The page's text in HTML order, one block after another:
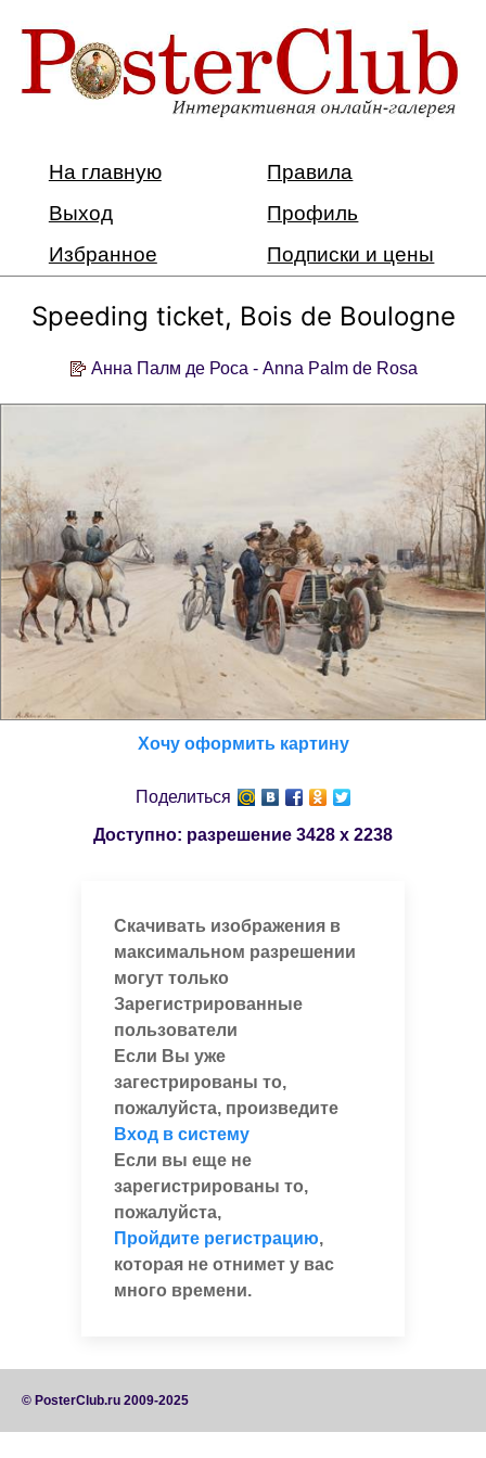
На главную
Правила
Выход
Профиль
Избранное
Подписки и цены
Speeding ticket, Bois de Boulogne
Анна Палм де Роса - Anna Palm de Rosa
Хочу оформить картину
Поделиться
Доступно: разрешение 3428 x 2238
Скачивать изображения в
максимальном разрешении
могут только
Зарегистрированные
пользователи
Если Вы уже
загестрированы то,
пожалуйста, произведите
Вход в систему
Если вы еще не
зарегистрированы то,
пожалуйста,
Пройдите регистрацию,
которая не отнимет у вас
много времени.
© PosterClub.ru 2009-2025